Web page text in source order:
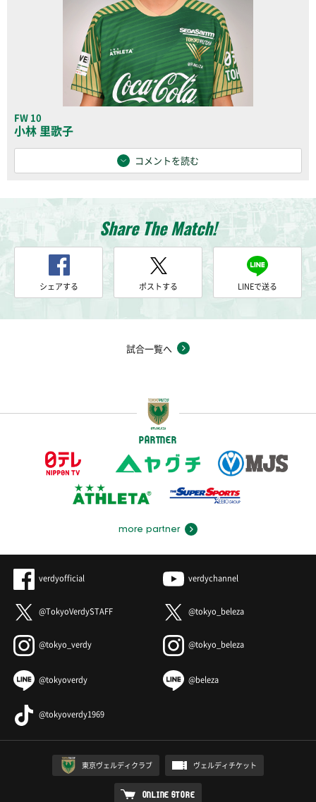
FW 10
小林 里歌子
コメントを読む
Share The Match!
シェアする ポストする LINEで送る
試合一覧へ
PARTNER
more partner
verdyofficial verdychannel
@TokyoVerdySTAFF @tokyo_beleza
@tokyo_verdy @tokyo_beleza
@tokyoverdy @beleza
@tokyoverdy1969
東京ヴェルディクラブ ヴェルディチケット
ONLINE STORE